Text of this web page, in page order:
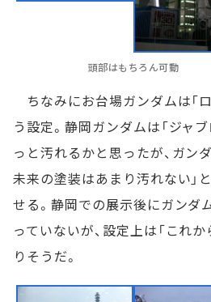
頭部はもちろん可動
ちなみにお台場ガンダムは「
う設定。静岡ガンダムは「ジャ
っと汚れるかと思ったが、ガン
未来の塗装はあまり汚れない」
せる。静岡での展示後にガンダ
っていないが、設定上は「これか
りそうだ。